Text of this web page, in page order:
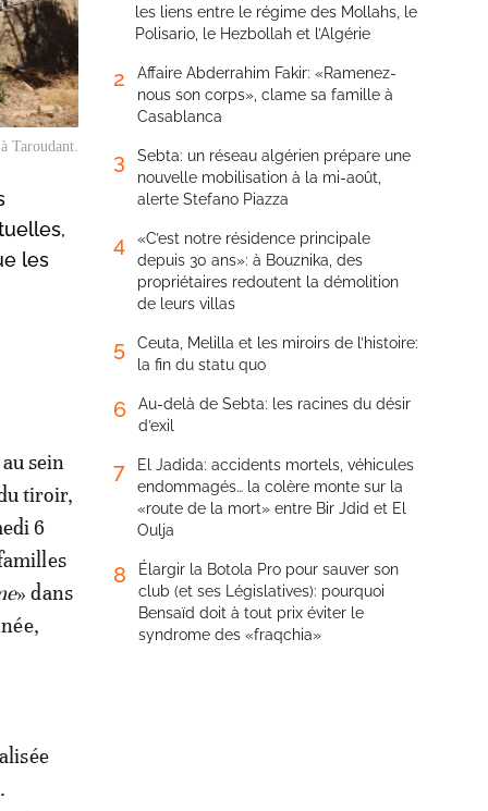
Taroudant.
les
sein
tiroir,
6
» dans
les liens entre le régime des Mollahs, le
Polisario, le Hezbollah et l’Algérie
2
Affaire Abderrahim Fakir: «Ramenez-
nous son corps», clame sa famille à
Casablanca
3
Sebta: un réseau algérien prépare une
nouvelle mobilisation à la mi-août,
alerte Stefano Piazza
4
«C’est notre résidence principale
depuis 30 ans»: à Bouznika, des
propriétaires redoutent la démolition
de leurs villas
5
Ceuta, Melilla et les miroirs de l’histoire:
la fin du statu quo
6
Au-delà de Sebta: les racines du désir
d’exil
7
El Jadida: accidents mortels, véhicules
endommagés… la colère monte sur la
«route de la mort» entre Bir Jdid et El
Oulja
8
Élargir la Botola Pro pour sauver son
club (et ses Législatives): pourquoi
Bensaïd doit à tout prix éviter le
syndrome des «fraqchia»